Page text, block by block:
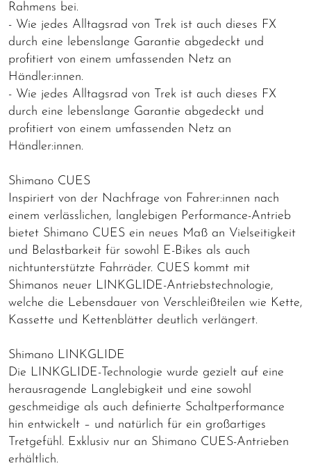
Rahmens bei.
- Wie jedes Alltagsrad von Trek ist auch dieses FX
durch eine lebenslange Garantie abgedeckt und
profitiert von einem umfassenden Netz an
Händler:innen.
- Wie jedes Alltagsrad von Trek ist auch dieses FX
durch eine lebenslange Garantie abgedeckt und
profitiert von einem umfassenden Netz an
Händler:innen.
Shimano CUES
Inspiriert von der Nachfrage von Fahrer:innen nach
einem verlässlichen, langlebigen Performance-Antrieb
bietet Shimano CUES ein neues Maß an Vielseitigkeit
und Belastbarkeit für sowohl E-Bikes als auch
nichtunterstützte Fahrräder. CUES kommt mit
Shimanos neuer LINKGLIDE-Antriebstechnologie,
welche die Lebensdauer von Verschleißteilen wie Kette,
Kassette und Kettenblätter deutlich verlängert.
Shimano LINKGLIDE
Die LINKGLIDE-Technologie wurde gezielt auf eine
herausragende Langlebigkeit und eine sowohl
geschmeidige als auch definierte Schaltperformance
hin entwickelt – und natürlich für ein großartiges
Tretgefühl. Exklusiv nur an Shimano CUES-Antrieben
erhältlich.